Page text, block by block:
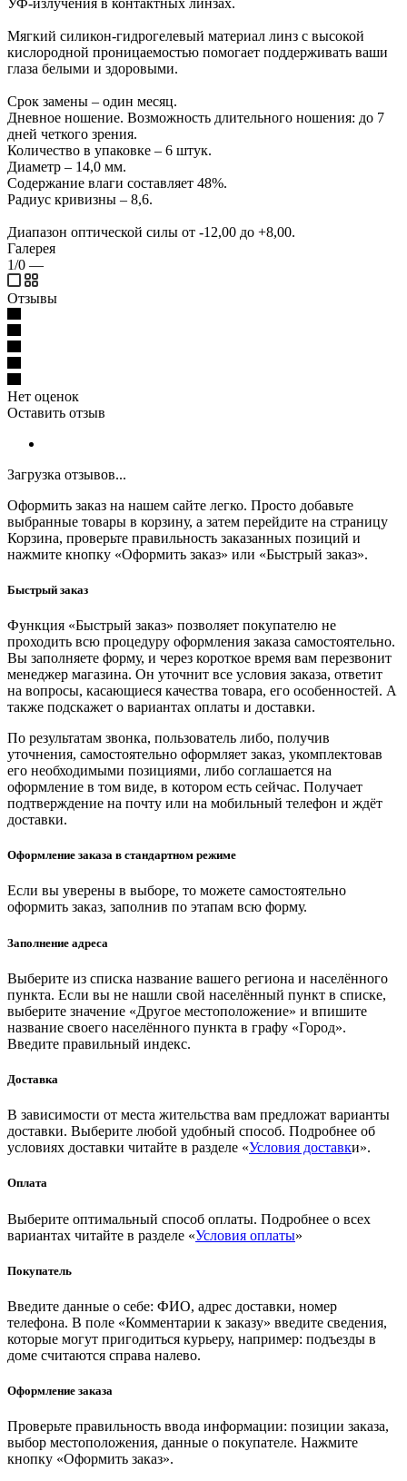
Мягкий силикон-гидрогелевый материал линз с высокой
кислородной проницаемостью помогает поддерживать ваши
глаза белыми и здоровыми.
Срок замены – один месяц.
Дневное ношение. Возможность длительного ношения: до 7
дней четкого зрения.
Количество в упаковке – 6 штук.
Диаметр – 14,0 мм.
Содержание влаги составляет 48%.
Радиус кривизны – 8,6.
Диапазон оптической силы от -12,00 до +8,00.
Галерея
1/0 —
Отзывы
Нет оценок
Оставить отзыв
Загрузка отзывов...
Оформить заказ на нашем сайте легко. Просто добавьте
выбранные товары в корзину, а затем перейдите на страницу
Корзина, проверьте правильность заказанных позиций и
нажмите кнопку «Оформить заказ» или «Быстрый заказ».
Быстрый заказ
Функция «Быстрый заказ» позволяет покупателю не
проходить всю процедуру оформления заказа самостоятельно.
Вы заполняете форму, и через короткое время вам перезвонит
менеджер магазина. Он уточнит все условия заказа, ответит
на вопросы, касающиеся качества товара, его особенностей. А
также подскажет о вариантах оплаты и доставки.
По результатам звонка, пользователь либо, получив
уточнения, самостоятельно оформляет заказ, укомплектовав
его необходимыми позициями, либо соглашается на
оформление в том виде, в котором есть сейчас. Получает
подтверждение на почту или на мобильный телефон и ждёт
доставки.
Оформление заказа в стандартном режиме
Если вы уверены в выборе, то можете самостоятельно
оформить заказ, заполнив по этапам всю форму.
Заполнение адреса
Выберите из списка название вашего региона и населённого
пункта. Если вы не нашли свой населённый пункт в списке,
выберите значение «Другое местоположение» и впишите
название своего населённого пункта в графу «Город».
Введите правильный индекс.
Доставка
В зависимости от места жительства вам предложат варианты
доставки. Выберите любой удобный способ. Подробнее об
условиях доставки читайте в разделе «Условия доставки».
Оплата
Выберите оптимальный способ оплаты. Подробнее о всех
вариантах читайте в разделе «Условия оплаты»
Покупатель
Введите данные о себе: ФИО, адрес доставки, номер
телефона. В поле «Комментарии к заказу» введите сведения,
которые могут пригодиться курьеру, например: подъезды в
доме считаются справа налево.
Оформление заказа
Проверьте правильность ввода информации: позиции заказа,
выбор местоположения, данные о покупателе. Нажмите
кнопку «Оформить заказ».